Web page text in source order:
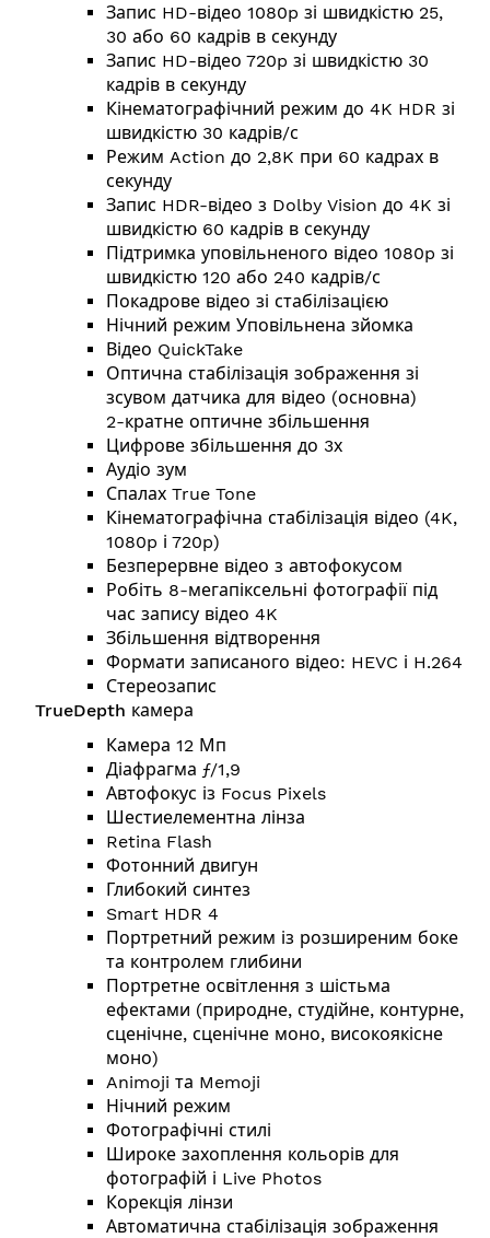
Запис HD-відео 1080p зі швидкістю 25,
30 або 60 кадрів в секунду
Запис HD-відео 720p зі швидкістю 30
кадрів в секунду
Кінематографічний режим до 4K HDR зі
швидкістю 30 кадрів/с
Режим Action до 2,8K при 60 кадрах в
секунду
Запис HDR-відео з Dolby Vision до 4K зі
швидкістю 60 кадрів в секунду
Підтримка уповільненого відео 1080p зі
швидкістю 120 або 240 кадрів/с
Покадрове відео зі стабілізацією
Нічний режим Уповільнена зйомка
Відео QuickTake
Оптична стабілізація зображення зі
зсувом датчика для відео (основна)
2-кратне оптичне збільшення
Цифрове збільшення до 3х
Аудіо зум
Спалах True Tone
Кінематографічна стабілізація відео (4K,
1080p і 720p)
Безперервне відео з автофокусом
Робіть 8-мегапіксельні фотографії під
час запису відео 4K
Збільшення відтворення
Формати записаного відео: HEVC і H.264
Стереозапис
TrueDepth камера
Камера 12 Мп
Діафрагма ƒ/1,9
Автофокус із Focus Pixels
Шестиелементна лінза
Retina Flash
Фотонний двигун
Глибокий синтез
Smart HDR 4
Портретний режим із розширеним боке
та контролем глибини
Портретне освітлення з шістьма
ефектами (природне, студійне, контурне,
сценічне, сценічне моно, високоякісне
моно)
Animoji та Memoji
Нічний режим
Фотографічні стилі
Широке захоплення кольорів для
фотографій і Live Photos
Корекція лінзи
Автоматична стабілізація зображення